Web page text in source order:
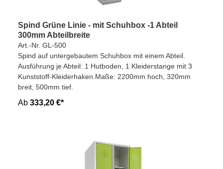
Spind Grüne Linie - mit Schuhbox -1 Abteil
300mm Abteilbreite
Art.-Nr. GL-500
Spind auf untergebautem Schuhbox mit einem Abteil.
Ausführung je Abteil: 1 Hutboden, 1 Kleiderstange mit 3
Kunststoff-Kleiderhaken.Maße: 2200mm hoch, 320mm
breit, 500mm tief.
Ab 333,20 €*